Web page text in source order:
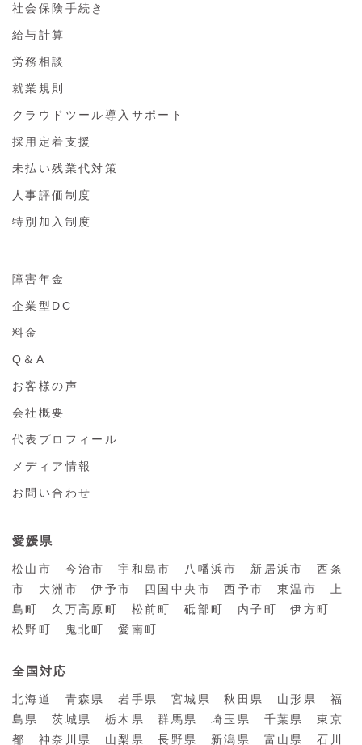
社会保険手続き
給与計算
労務相談
就業規則
クラウドツール導入サポート
採用定着支援
未払い残業代対策
人事評価制度
特別加入制度
障害年金
企業型DC
料金
Q＆A
お客様の声
会社概要
代表プロフィール
メディア情報
お問い合わせ
愛媛県
松山市 今治市 宇和島市 八幡浜市 新居浜市 西条
市 大洲市 伊予市 四国中央市 西予市 東温市 上
島町 久万高原町 松前町 砥部町 内子町 伊方町
松野町 鬼北町 愛南町
全国対応
北海道 青森県 岩手県 宮城県 秋田県 山形県 福
島県 茨城県 栃木県 群馬県 埼玉県 千葉県 東京
都 神奈川県 山梨県 長野県 新潟県 富山県 石川